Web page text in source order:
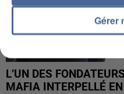
L’UN DES
MAFIA INTERPELLÉ
Gérer